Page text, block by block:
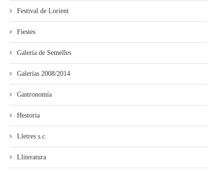
Festival de Lorient
Fiestes
Galería de Semelles
Galerías 2008/2014
Gastronomía
Hestoria
Lletres s.c.
Lliteratura